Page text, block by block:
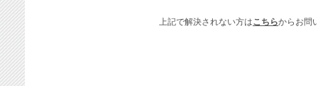
上記で解決されない方はこちらからお問